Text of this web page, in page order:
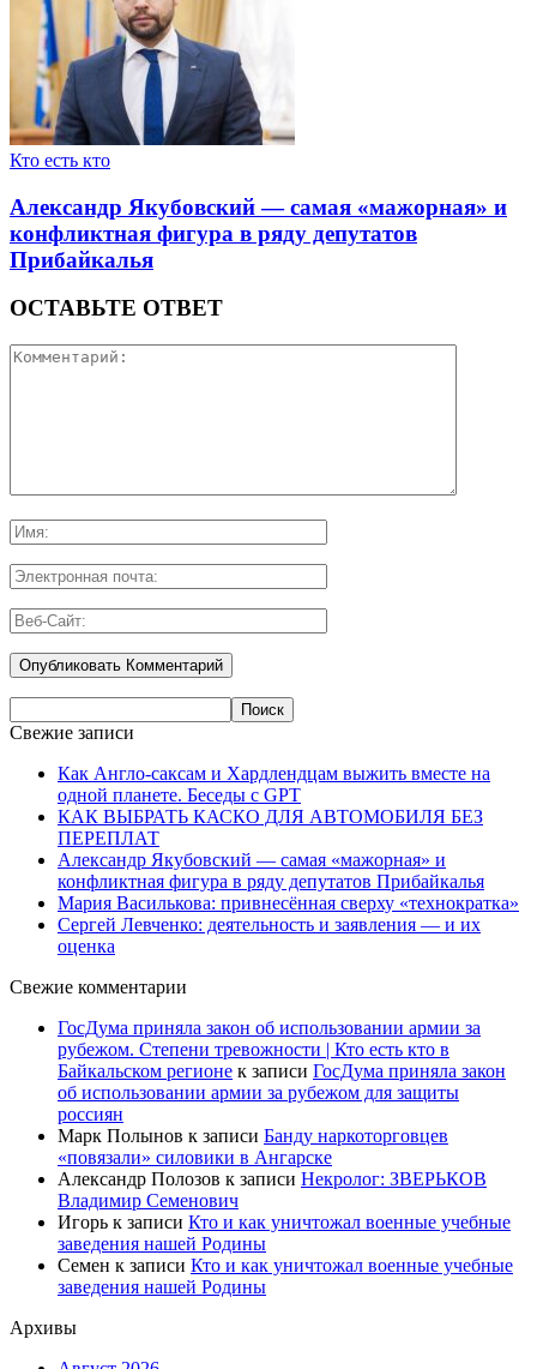
Кто есть кто
Александр Якубовский — самая «мажорная» и
конфликтная фигура в ряду депутатов
Прибайкалья
ОСТАВЬТЕ ОТВЕТ
Свежие записи
Как Англо-саксам и Хардлендцам выжить вместе на
одной планете. Беседы с GPT
КАК ВЫБРАТЬ КАСКО ДЛЯ АВТОМОБИЛЯ БЕЗ
ПЕРЕПЛАТ
Александр Якубовский — самая «мажорная» и
конфликтная фигура в ряду депутатов Прибайкалья
Мария Василькова: привнесённая сверху «технократка»
Сергей Левченко: деятельность и заявления — и их
оценка
Свежие комментарии
ГосДума приняла закон об использовании армии за
рубежом. Степени тревожности | Кто есть кто в
Байкальском регионе к записи ГосДума приняла закон
об использовании армии за рубежом для защиты
россиян
Марк Полынов к записи Банду наркоторговцев
«повязали» силовики в Ангарске
Александр Полозов к записи Некролог: ЗВЕРЬКОВ
Владимир Семенович
Игорь к записи Кто и как уничтожал военные учебные
заведения нашей Родины
Семен к записи Кто и как уничтожал военные учебные
заведения нашей Родины
Архивы